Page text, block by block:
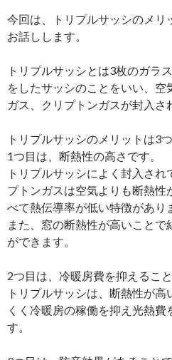
今回は、トリプルサッシのメリ
お話しします。
トリプルサッシとは3枚のガラ
をしたサッシのことをいい、空
ガス、クリプトンガスが封入さ
トリプルサッシのメリットは3
1つ目は、断熱性の高さです。
トリプルサッシによく封入さ
プトンガスは空気よりも断熱性
べて熱伝導率が低い特徴があり
また、窓の断熱性が高いことで
ができます。
2つ目は、冷暖房費を抑えるこ
トリプルサッシは、断熱性が
くく冷暖房の稼働を抑え光熱費
す。